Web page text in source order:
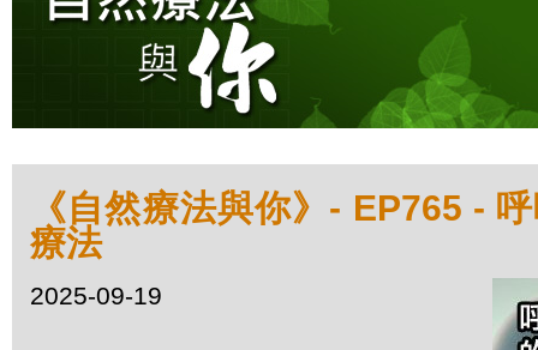
《自然療法與你》- EP765 -
療法
2025-09-19